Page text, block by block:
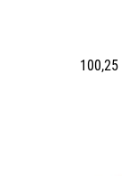
100,25